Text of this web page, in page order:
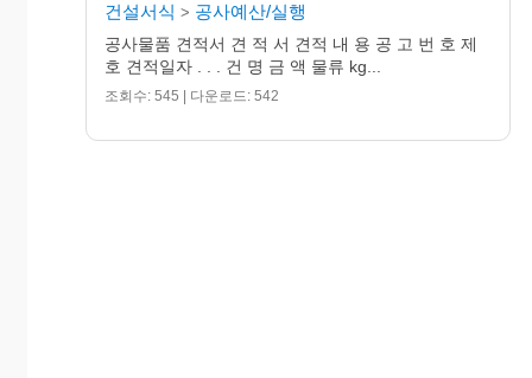
건설서식 > 공사예산/실행
공사물품 견적서 견 적 서 견적 내 용 공 고 번 호 제
호 견적일자 . . . 건 명 금 액 물류 kg...
조회수: 545 | 다운로드: 542